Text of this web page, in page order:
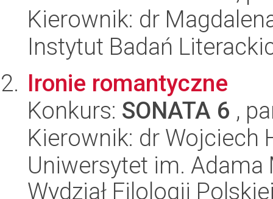
Kierownik: dr
Instytut Badań
Ironie romantyczne
Konkurs: SONATA 6 ,
Kierownik: dr Wojciech
Uniwersytet im.
Wydział Filologii